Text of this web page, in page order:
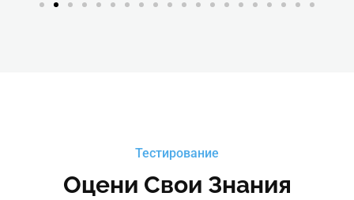
Тестирование
Оцени Свои Знания